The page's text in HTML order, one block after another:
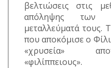
βελτιώσεις στις
απόληψης των
μεταλλεύματά τους.
που αποκόμισε ο
«χρυσεία»
«φιλίππειους».